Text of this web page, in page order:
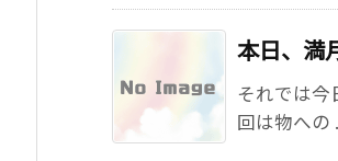
本日、満
それでは今
回は物への